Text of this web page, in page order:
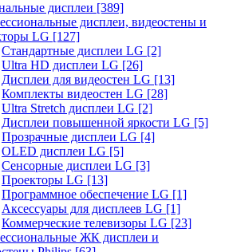
дисплеи [389]
дисплеи, видеостены и
LG [127]
Стандартные дисплеи LG [2]
Ultra HD дисплеи LG [26]
Дисплеи для видеостен LG [13]
Комплекты видеостен LG [28]
Ultra Stretch дисплеи LG [2]
Дисплеи повышенной яркости LG [5]
Прозрачные дисплеи LG [4]
OLED дисплеи LG [5]
Сенсорные дисплеи LG [3]
Проекторы LG [13]
Программное обеспечение LG [1]
Аксессуары для дисплеев LG [1]
Коммерческие телевизоры LG [23]
ЖК дисплеи и